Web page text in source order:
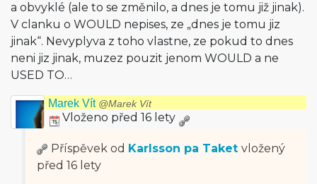
a obvyklé (ale to se změnilo, a dnes je tomu již jinak).
V clanku o WOULD nepises, ze „dnes je tomu jiz
jinak“. Nevyplyva z toho vlastne, ze pokud to dnes
neni jiz jinak, muzez pouzit jenom WOULD a ne
USED TO…
Marek Vít @Marek Vít
Vloženo před 16 lety
Příspěvek od Karlsson pa Taket vložený
před 16 lety